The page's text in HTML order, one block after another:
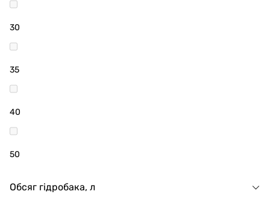
30
35
40
50
Обсяг гідробака, л